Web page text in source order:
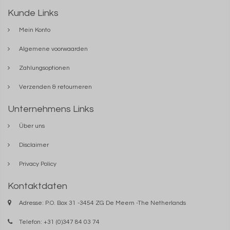
Kunde Links
Mein Konto
Algemene voorwaarden
Zahlungsoptionen
Verzenden & retourneren
Unternehmens Links
Über uns
Disclaimer
Privacy Policy
Kontaktdaten
Adresse: P.O. Box 31 -3454 ZG De Meern -The Netherlands
Telefon: +31 (0)347 84 03 74